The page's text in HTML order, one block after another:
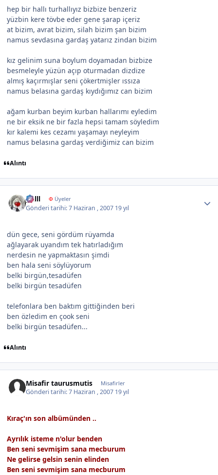
hep bir hallı turhallıyız bizbize benzeriz
yüzbin kere tövbe eder gene şarap içeriz
at bizim, avrat bizim, silah bizim şan bizim
namus sevdasına gardaş yatarız zindan bizim
kız gelinim suna boylum doyamadan bizbize
besmeleyle yüzün açıp oturmadan dizdize
almış kaçırmışlar seni çökertmişler ıssıza
namus belasına gardaş kıydığımız can bizim
ağam kurban beyim kurban hallarımı eyledim
ne bir eksik ne bir fazla hepsi tamam söyledim
kır kalemi kes cezamı yaşamayı neyleyim
namus belasına gardaş verdiğimiz can bizim
Alıntı
gulll ΦÜyeler
Gönderi tarihi:7 Haziran , 2007 19 yıl
dün gece, seni gördüm rüyamda
ağlayarak uyandım tek hatırladığım
nerdesin ne yapmaktasın şimdi
ben hala seni söylüyorum
belki birgün,tesadüfen
belki birgün tesadüfen
telefonlara ben baktım gittiğinden beri
ben özledim en çook seni
belki birgün tesadüfen...
Alıntı
Misafir taurusmutis Misafirler
Gönderi tarihi:7 Haziran , 2007 19 yıl
Kıraç'ın son albümünden ..
Ayrılık isteme n'olur benden
Ben seni sevmişim sana mecburum
Ne gelirse gelsin senin elinden
Ben seni sevmişim sana mecburum